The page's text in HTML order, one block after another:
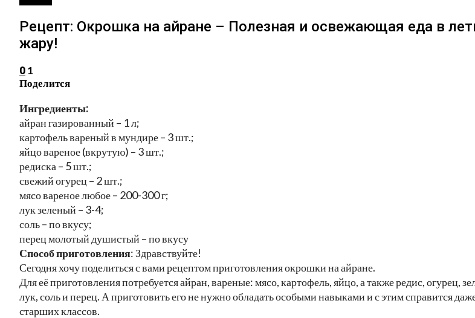
Рецепт: Окрошка на айране – Полезная и освежающая еда в
жару!
0 1
Поделится
Ингредиенты:
айран газированный – 1 л;
картофель вареный в мундире – 3 шт.;
яйцо вареное (вкрутую) – 3 шт.;
редиска – 5 шт.;
свежий огурец – 2 шт.;
мясо вареное любое – 200-300 г;
лук зеленый – 3-4;
соль – по вкусу;
перец молотый душистый – по вкусу
Способ приготовления: Здравствуйте!
Сегодня хочу поделиться с вами рецептом приготовления окрошки на айране.
Для её приготовления потребуется айран, вареные: мясо, картофель, яйцо, а также редис, огурец,
лук, соль и перец. А приготовить его не нужно обладать особыми навыками и с этим справится
старших классов.